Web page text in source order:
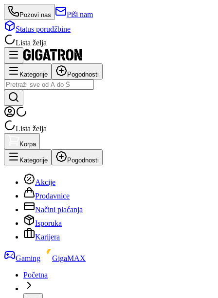
Pozovi nas
Piši nam
Status porudžbine
Lista želja
Kategorije Pogodnosti
Lista želja
Korpa
Kategorije Pogodnosti
Akcije
Prodavnice
Načini plaćanja
Isporuka
Karijera
Gaming
GigaMAX
Početna